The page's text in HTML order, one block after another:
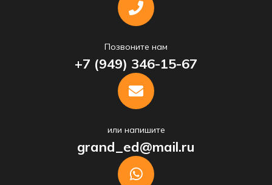
Позвоните нам
+7 (949) 346-15-67
или напишите
grand_ed@mail.ru